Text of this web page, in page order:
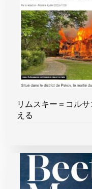
リムスキー＝コル
える